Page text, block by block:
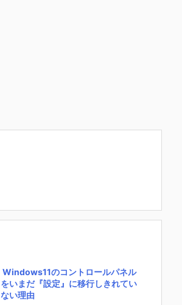
Windows11のコントロールパネル
をいまだ『設定』に移行しきれてい
ない理由